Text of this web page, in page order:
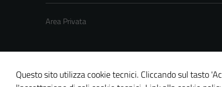
Area Privata
Credits: © Technical Design s.r.l.
Questo sito utilizza cookie tecnici. Cliccando sul tasto